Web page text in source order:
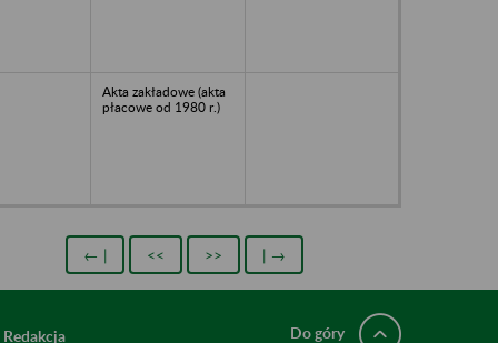
Akta zakładowe (akta
płacowe od 1980 r.)
← | << >> | →
Redakcja Do góry